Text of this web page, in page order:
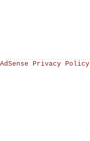
AdSense Privacy Policy